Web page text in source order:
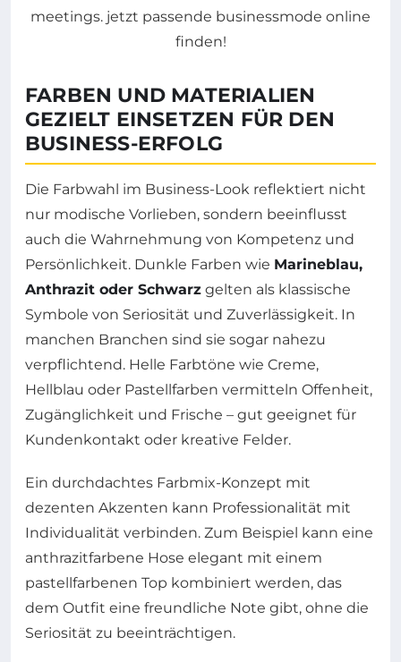
FARBEN UND MATERIALIEN
GEZIELT EINSETZEN FÜR DEN
BUSINESS-ERFOLG
Die Farbwahl im Business-Look reflektiert nicht
nur modische Vorlieben, sondern beeinflusst
auch die Wahrnehmung von Kompetenz und
Persönlichkeit. Dunkle Farben wie Marineblau,
Anthrazit oder Schwarz gelten als klassische
Symbole von Seriosität und Zuverlässigkeit. In
manchen Branchen sind sie sogar nahezu
verpflichtend. Helle Farbtöne wie Creme,
Hellblau oder Pastellfarben vermitteln Offenheit,
Zugänglichkeit und Frische – gut geeignet für
Kundenkontakt oder kreative Felder.
Ein durchdachtes Farbmix-Konzept mit
dezenten Akzenten kann Professionalität mit
Individualität verbinden. Zum Beispiel kann eine
anthrazitfarbene Hose elegant mit einem
pastellfarbenen Top kombiniert werden, das
dem Outfit eine freundliche Note gibt, ohne die
Seriosität zu beeinträchtigen.